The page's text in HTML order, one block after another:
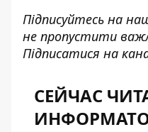
Підписуйтесь на
не пропустити
Підписатися на
СЕЙЧАС